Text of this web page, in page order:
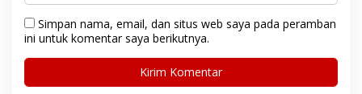
Simpan nama, email, dan situs web saya pada peramban
ini untuk komentar saya berikutnya.